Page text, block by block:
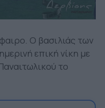
Ο βασιλιάς των
επική νίκη με
το